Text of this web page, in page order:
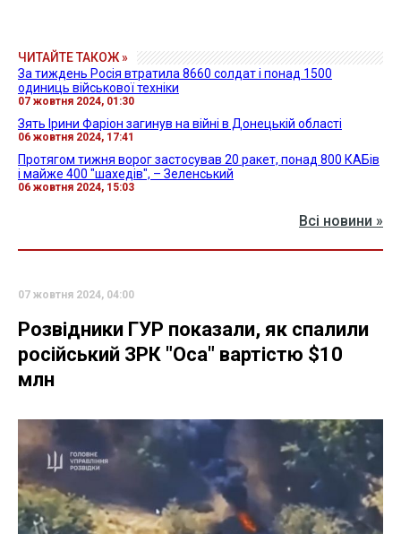
ЧИТАЙТЕ ТАКОЖ »
За тиждень Росія втратила 8660 солдат і понад 1500
одиниць військової техніки
07 жовтня 2024, 01:30
Зять Ірини Фаріон загинув на війні в Донецькій області
06 жовтня 2024, 17:41
Протягом тижня ворог застосував 20 ракет, понад 800 КАБів
і майже 400 "шахедів", – Зеленський
06 жовтня 2024, 15:03
Всі новини »
07 жовтня 2024, 04:00
Розвідники ГУР показали, як спалили
російський ЗРК "Оса" вартістю $10
млн